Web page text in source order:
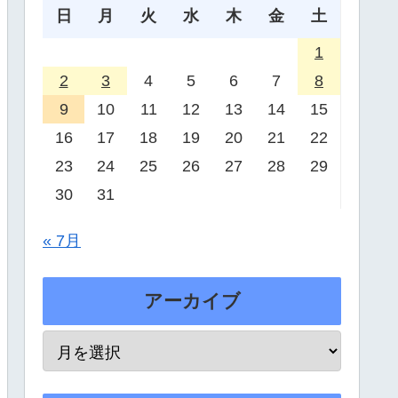
日 月 火 水 木 金 土
1
2
3 4 5 6 7
8
9
10 11 12 13 14
15
16
17 18 19 20 21
22
23
24 25 26 27 28
29
30
31
« 7月
アーカイブ